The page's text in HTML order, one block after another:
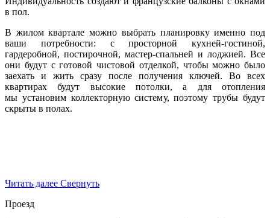
в пол.
В жилом квартале можно выбрать планировку именно под
ваши потребности: с просторной кухней-гостиной,
гардеробной, постирочной, мастер-спальней и лоджией. Все
они будут с готовой чистовой отделкой, чтобы можно было
заехать и жить сразу после получения ключей. Во всех
квартирах будут высокие потолки, а для отопления
мы установим коллекторную систему, поэтому трубы будут
скрыты в полах.
Читать далее Свернуть
Проезд